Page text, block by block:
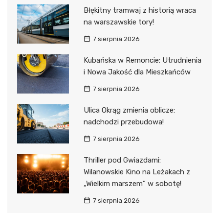
Błękitny tramwaj z historią wraca
na warszawskie tory!
7 sierpnia 2026
Kubańska w Remoncie: Utrudnienia
i Nowa Jakość dla Mieszkańców
7 sierpnia 2026
Ulica Okrąg zmienia oblicze:
nadchodzi przebudowa!
7 sierpnia 2026
Thriller pod Gwiazdami:
Wilanowskie Kino na Leżakach z
„Wielkim marszem” w sobotę!
7 sierpnia 2026